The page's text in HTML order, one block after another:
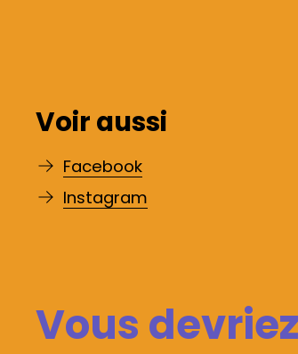
Voir aussi
Facebook
Instagram
Vous